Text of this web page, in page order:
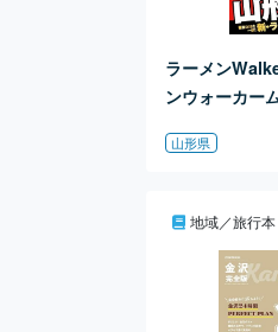
ラーメン
ンウォーカー
山形県
地域／旅行本